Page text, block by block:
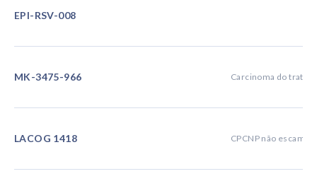
EPI-RSV-008
MK-3475-966 Carcinoma do trato
LACOG 1418 CPCNP não